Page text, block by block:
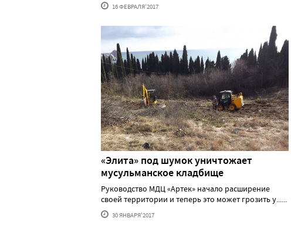
16 ФЕВРАЛЯ'2017
«Элита» под шумок уничтожает
мусульманское кладбище
Руководство МДЦ «Артек» начало расширение
своей территории и теперь это может грозить у......
30 ЯНВАРЯ'2017